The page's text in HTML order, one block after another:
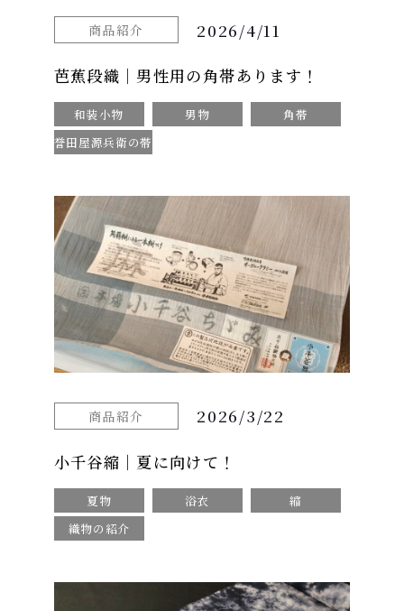
商品紹介 2026/4/11
芭蕉段織｜男性用の角帯あります！
和装小物 男物
角帯
誉田屋源兵衛の帯
商品紹介 2026/3/22
小千谷縮｜夏に向けて！
夏物 浴衣
縮
織物の紹介